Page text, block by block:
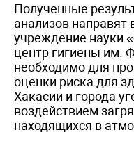
Полученные
анализов
учреждение науки
центр гигиены им.
необходимо для
оценки риска для
Хакасии и города
воздействием
находящихся в